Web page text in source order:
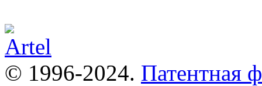
© 1996-2024. Патентная